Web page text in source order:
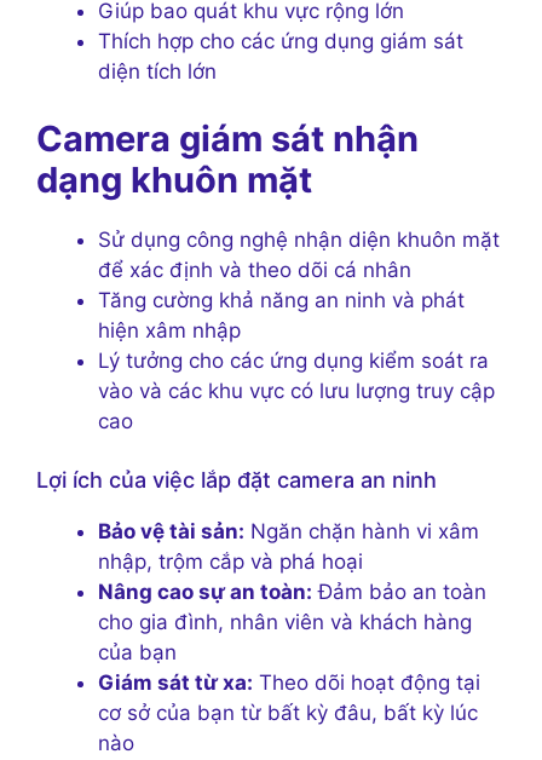
Giúp bao quát khu vực rộng lớn
Thích hợp cho các ứng dụng giám sát
diện tích lớn
Camera giám sát nhận
dạng khuôn mặt
Sử dụng công nghệ nhận diện khuôn mặt
để xác định và theo dõi cá nhân
Tăng cường khả năng an ninh và phát
hiện xâm nhập
Lý tưởng cho các ứng dụng kiểm soát ra
vào và các khu vực có lưu lượng truy cập
cao
Lợi ích của việc lắp đặt camera an ninh
Bảo vệ tài sản: Ngăn chặn hành vi xâm
nhập, trộm cắp và phá hoại
Nâng cao sự an toàn: Đảm bảo an toàn
cho gia đình, nhân viên và khách hàng
của bạn
Giám sát từ xa: Theo dõi hoạt động tại
cơ sở của bạn từ bất kỳ đâu, bất kỳ lúc
nào